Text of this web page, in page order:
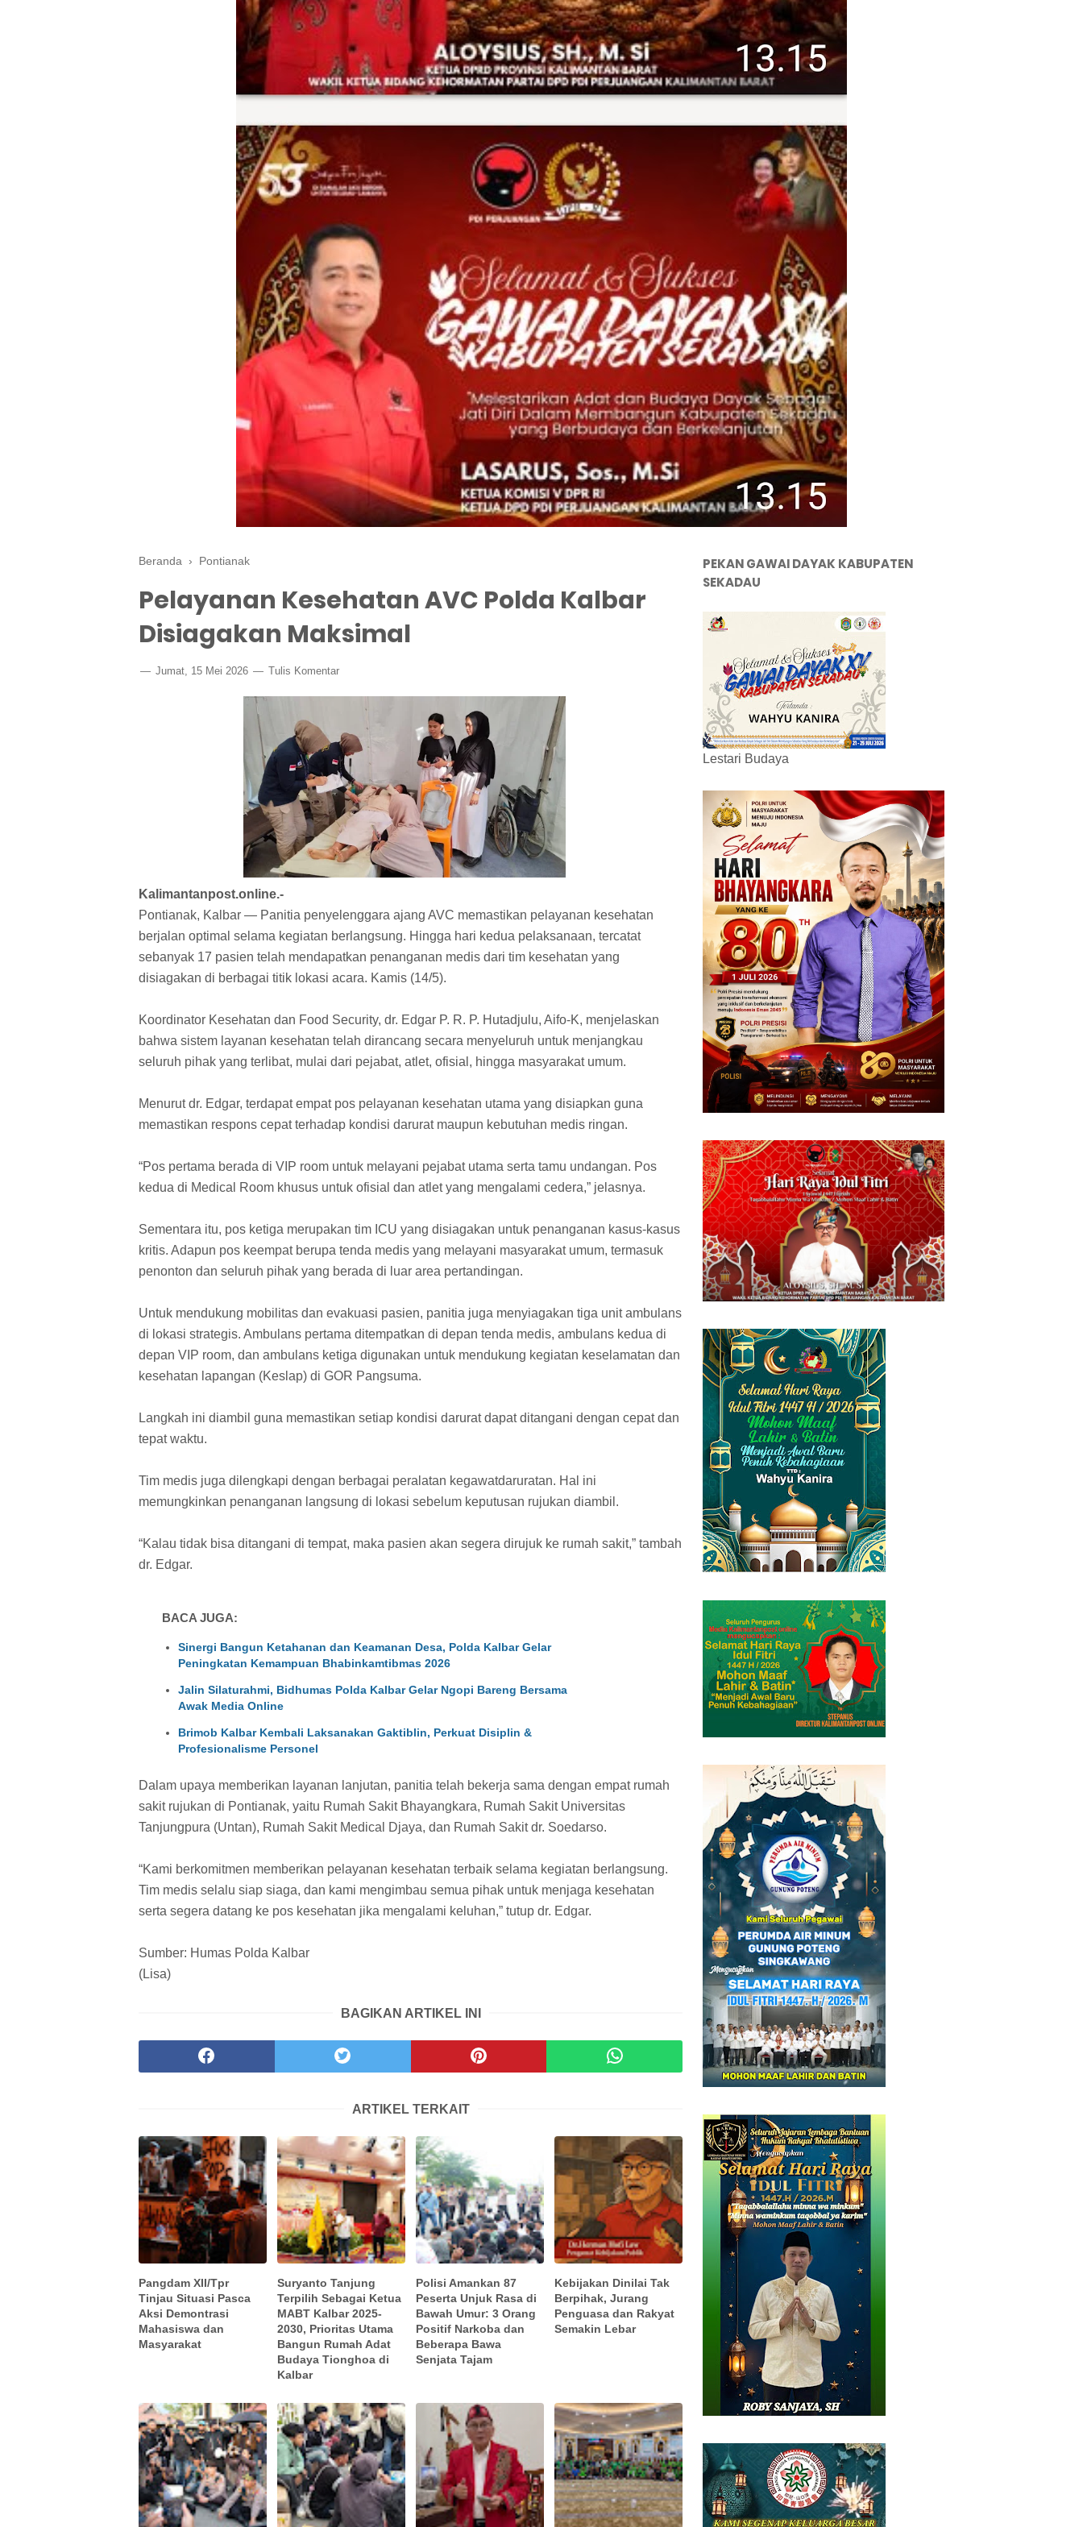
Beranda › Pontianak
Pelayanan Kesehatan AVC Polda Kalbar
Disiagakan Maksimal
Jumat, 15 Mei 2026 Tulis Komentar
Kalimantanpost.online.-
Pontianak, Kalbar — Panitia penyelenggara ajang AVC memastikan pelayanan kesehatan
berjalan optimal selama kegiatan berlangsung. Hingga hari kedua pelaksanaan, tercatat
sebanyak 17 pasien telah mendapatkan penanganan medis dari tim kesehatan yang
disiagakan di berbagai titik lokasi acara. Kamis (14/5).
Koordinator Kesehatan dan Food Security, dr. Edgar P. R. P. Hutadjulu, Aifo-K, menjelaskan
bahwa sistem layanan kesehatan telah dirancang secara menyeluruh untuk menjangkau
seluruh pihak yang terlibat, mulai dari pejabat, atlet, ofisial, hingga masyarakat umum.
Menurut dr. Edgar, terdapat empat pos pelayanan kesehatan utama yang disiapkan guna
memastikan respons cepat terhadap kondisi darurat maupun kebutuhan medis ringan.
“Pos pertama berada di VIP room untuk melayani pejabat utama serta tamu undangan. Pos
kedua di Medical Room khusus untuk ofisial dan atlet yang mengalami cedera,” jelasnya.
Sementara itu, pos ketiga merupakan tim ICU yang disiagakan untuk penanganan kasus-kasus
kritis. Adapun pos keempat berupa tenda medis yang melayani masyarakat umum, termasuk
penonton dan seluruh pihak yang berada di luar area pertandingan.
Untuk mendukung mobilitas dan evakuasi pasien, panitia juga menyiagakan tiga unit ambulans
di lokasi strategis. Ambulans pertama ditempatkan di depan tenda medis, ambulans kedua di
depan VIP room, dan ambulans ketiga digunakan untuk mendukung kegiatan keselamatan dan
kesehatan lapangan (Keslap) di GOR Pangsuma.
Langkah ini diambil guna memastikan setiap kondisi darurat dapat ditangani dengan cepat dan
tepat waktu.
Tim medis juga dilengkapi dengan berbagai peralatan kegawatdaruratan. Hal ini
memungkinkan penanganan langsung di lokasi sebelum keputusan rujukan diambil.
“Kalau tidak bisa ditangani di tempat, maka pasien akan segera dirujuk ke rumah sakit,” tambah
dr. Edgar.
BACA JUGA:
Sinergi Bangun Ketahanan dan Keamanan Desa, Polda Kalbar Gelar
Peningkatan Kemampuan Bhabinkamtibmas 2026
Jalin Silaturahmi, Bidhumas Polda Kalbar Gelar Ngopi Bareng Bersama
Awak Media Online
Brimob Kalbar Kembali Laksanakan Gaktiblin, Perkuat Disiplin &
Profesionalisme Personel
Dalam upaya memberikan layanan lanjutan, panitia telah bekerja sama dengan empat rumah
sakit rujukan di Pontianak, yaitu Rumah Sakit Bhayangkara, Rumah Sakit Universitas
Tanjungpura (Untan), Rumah Sakit Medical Djaya, dan Rumah Sakit dr. Soedarso.
“Kami berkomitmen memberikan pelayanan kesehatan terbaik selama kegiatan berlangsung.
Tim medis selalu siap siaga, dan kami mengimbau semua pihak untuk menjaga kesehatan
serta segera datang ke pos kesehatan jika mengalami keluhan,” tutup dr. Edgar.
Sumber: Humas Polda Kalbar
(Lisa)
BAGIKAN ARTIKEL INI
ARTIKEL TERKAIT
Pangdam XII/Tpr
Tinjau Situasi Pasca
Aksi Demontrasi
Mahasiswa dan
Masyarakat
Suryanto Tanjung
Terpilih Sebagai Ketua
MABT Kalbar 2025-
2030, Prioritas Utama
Bangun Rumah Adat
Budaya Tionghoa di
Kalbar
Polisi Amankan 87
Peserta Unjuk Rasa di
Bawah Umur: 3 Orang
Positif Narkoba dan
Beberapa Bawa
Senjata Tajam
Kebijakan Dinilai Tak
Berpihak, Jurang
Penguasa dan Rakyat
Semakin Lebar
PEKAN GAWAI DAYAK KABUPATEN
SEKADAU
Lestari Budaya